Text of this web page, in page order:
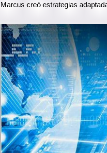
Marcus creó estrategias